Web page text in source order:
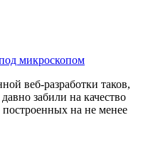
микроскопом
веб-разработки таков,
забили на качество
на не менее